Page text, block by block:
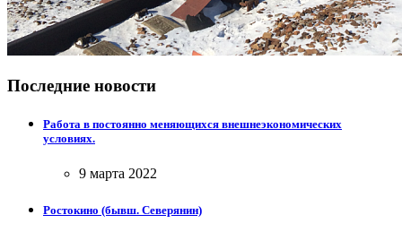
Последние новости
Работа в постоянно меняющихся внешнеэкономических
условиях.
9 марта 2022
Ростокино (бывш. Северянин)